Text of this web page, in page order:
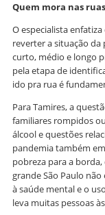
Quem mora nas
O especialista
reverter a situação
curto, médio e longo
pela etapa de
ido pra rua é
Para Tamires, a
familiares rompidos
álcool e questões
pandemia também
pobreza para a
grande São Paulo
à saúde mental e o
leva muitas pessoas